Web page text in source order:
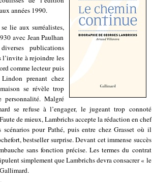
années 1990.
lie aux surréalistes,
avec Jean Paulhan
publications
l’invite à rejoindre les
comme lecteur puis
prenant chez
se révèle trop
Malgré
se refuse à l’engager, le jugeant trop connoté
de mieux, Lambrichs accepte la rédaction en chef
pour Pathé, puis entre chez Grasset où il
bestseller surprise. Devant cet immense succès
sans fonction précise. Les termes du contrat
simplement que Lambrichs devra consacrer « le